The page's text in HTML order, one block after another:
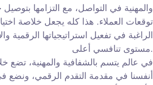
والمهنية في التواصل، مع التزامها
توقعات العملاء. هذا كله يجعل خلاصة
الراغبة في تفعيل استراتيجياتها الرقمية
مستوى تنافسي أعلى.
في عالم يتسم بالشفافية والمهنية، تضع
أنفسنا في مقدمة التقدم الرقمي، ونضع